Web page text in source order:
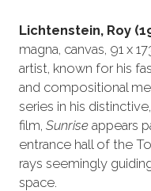
Lichtenstein, Roy
magna, canvas, 91 x
artist, known for his
and compositional
series in his
film, Sunriseappears
entrance hall of the
rays seemingly
space.